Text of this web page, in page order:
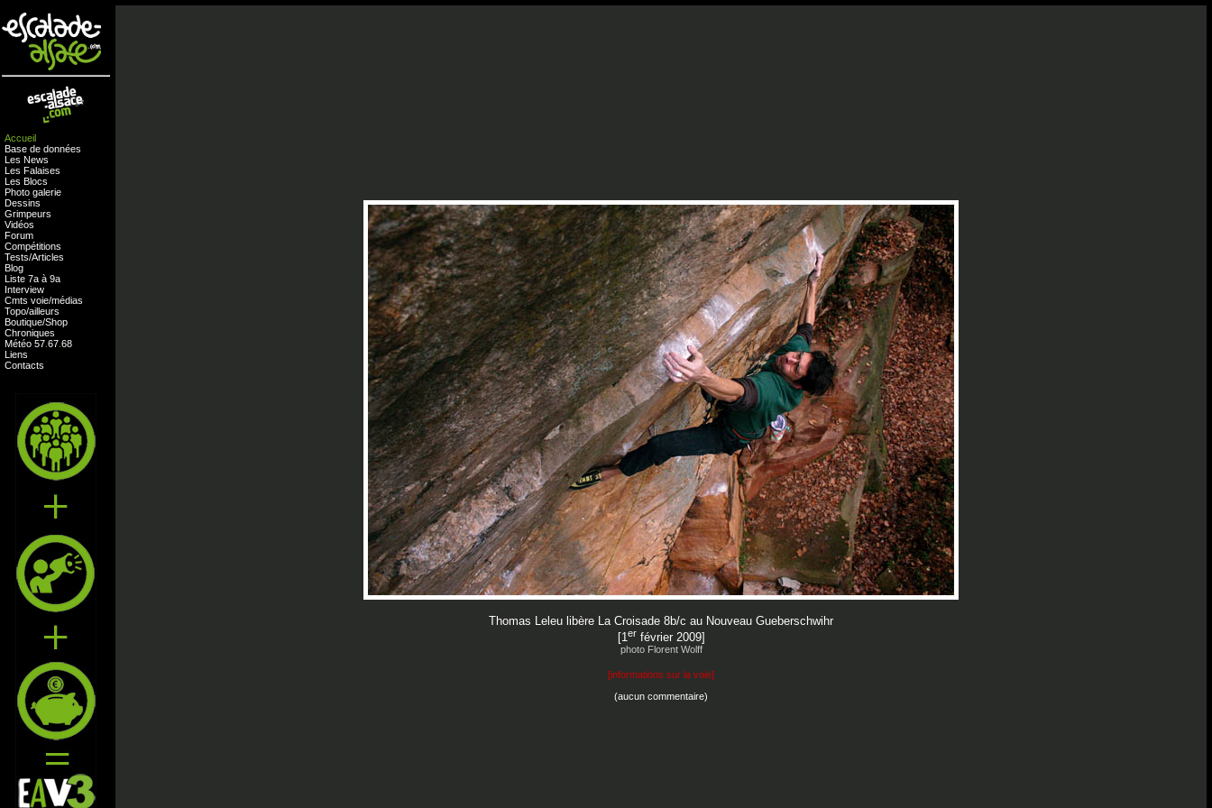
Accueil
Base de données
Les News
Les Falaises
Les Blocs
Photo galerie
Dessins
Grimpeurs
Vidéos
Forum
Compétitions
Tests/Articles
Blog
Liste 7a à 9a
Interview
Cmts voie/médias
Topo/ailleurs
Boutique/Shop
Chroniques
Météo 57 67 68
Liens
Contacts
Thomas Leleu libère La Croisade 8b/c au Nouveau Gueberschwihr
[1er février 2009]
photo Florent Wolff
[informations sur la voie]
(aucun commentaire)